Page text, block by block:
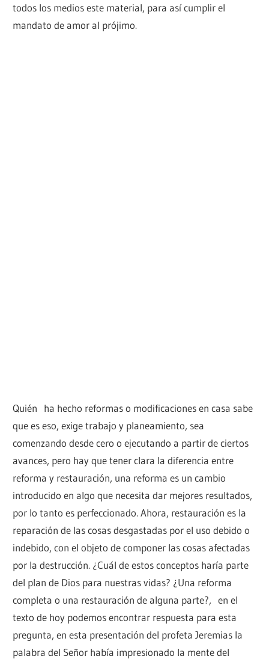
todos los medios este material, para así cumplir el
mandato de amor al prójimo.
Quién ha hecho reformas o modificaciones en casa sabe
que es eso, exige trabajo y planeamiento, sea
comenzando desde cero o ejecutando a partir de ciertos
avances, pero hay que tener clara la diferencia entre
reforma y restauración, una reforma es un cambio
introducido en algo que necesita dar mejores resultados,
por lo tanto es perfeccionado. Ahora, restauración es la
reparación de las cosas desgastadas por el uso debido o
indebido, con el objeto de componer las cosas afectadas
por la destrucción. ¿Cuál de estos conceptos haría parte
del plan de Dios para nuestras vidas? ¿Una reforma
completa o una restauración de alguna parte?, en el
texto de hoy podemos encontrar respuesta para esta
pregunta, en esta presentación del profeta Jeremias la
palabra del Señor había impresionado la mente del